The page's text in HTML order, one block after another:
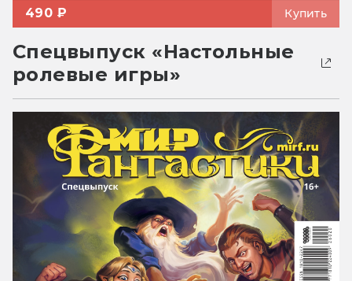
490 ₽ Купить
Спецвыпуск «Настольные
ролевые игры»